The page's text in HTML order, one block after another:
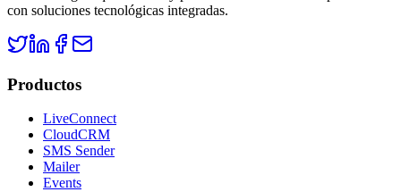
con soluciones tecnológicas integradas.
Productos
LiveConnect
CloudCRM
SMS Sender
Mailer
Events